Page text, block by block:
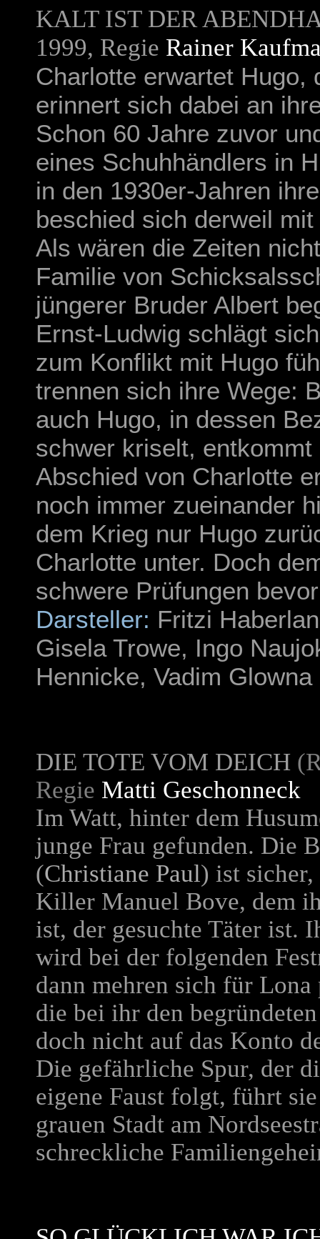
KALT IST DER
1999, Regie Rainer
Charlotte erwartet Hugo,
erinnert sich dabei an
Schon 60 Jahre zuvor
eines Schuhhändlers in
in den 1930er-Jahren
beschied sich derweil
Als wären die Zeiten
Familie von
jüngerer Bruder Albert
Ernst-Ludwig schlägt
zum Konflikt mit Hugo
trennen sich ihre Wege:
auch Hugo, in dessen
schwer kriselt,
Abschied von Charlotte
noch immer zueinander
dem Krieg nur Hugo
Charlotte unter. Doch
schwere Prüfungen
Darsteller: Fritzi
Gisela Trowe, Ingo
Hennicke, Vadim Glowna
DIE TOTE VOM DEICH
Regie Matti Geschonneck
Im Watt, hinter dem
junge Frau gefunden. Die
(Christiane Paul) ist
Killer Manuel Bove, dem
ist, der gesuchte Täter ist.
wird bei der folgenden
dann mehren sich für
die bei ihr den
doch nicht auf das Konto
Die gefährliche Spur, der
eigene Faust folgt, führt
grauen Stadt am
schreckliche